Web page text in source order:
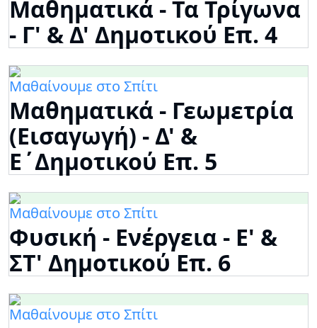
Μαθηματικά - Τα Τρίγωνα
- Γ' & Δ' Δημοτικού Επ. 4
Μαθαίνουμε στο Σπίτι
Μαθηματικά - Γεωμετρία
(Εισαγωγή) - Δ' &
Ε΄Δημοτικού Επ. 5
Μαθαίνουμε στο Σπίτι
Φυσική - Ενέργεια - Ε' &
ΣΤ' Δημοτικού Επ. 6
Μαθαίνουμε στο Σπίτι